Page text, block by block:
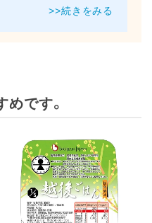
>>続きをみる
です。